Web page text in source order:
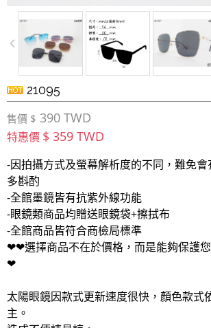
21095
售價 $ 390 TWD
特惠價 $ 359 TWD
-因拍攝方式及螢幕解析度的不同，難免
多斟酌
-全館墨鏡皆有抗紫外線功能
-眼鏡類商品均贈送眼鏡袋+擦拭布
-全館商品皆符合商檢局標準
❤❤選擇商品不在於價格，而是能夠保護
❤
太陽眼鏡因款式更新速度很快，顏色款式
主。